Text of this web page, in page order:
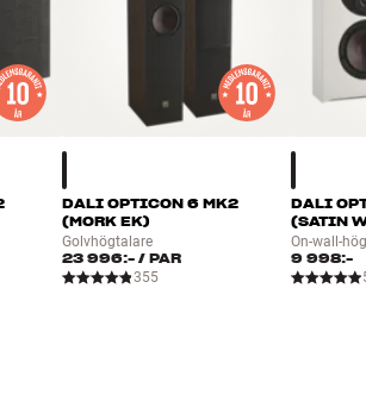
DALI OPTICON 6 MK2
(MORK EK)
Golvhögtalare
23 996:-/ PAR
355
DALI
(SATIN
On-wall-
9 998:-